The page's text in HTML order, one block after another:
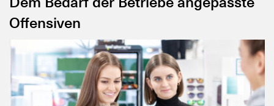
Offensiven